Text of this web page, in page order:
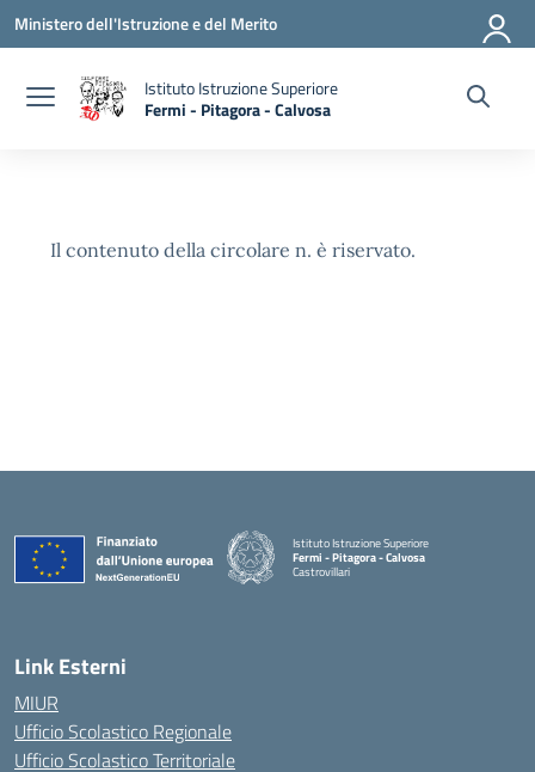
Vai ai contenuti
Vai al menu di navigazione
Vai al footer
Ministero dell'Istruzione e del Merito
Istituto Istruzione Superiore
Fermi - Pitagora - Calvosa
— Visita la pagina iniziale della scuola
Il contenuto della circolare n. è riservato.
Istituto Istruzione Superiore
Fermi - Pitagora - Calvosa
Castrovillari
Link Esterni
MIUR
Ufficio Scolastico Regionale
Ufficio Scolastico Territoriale